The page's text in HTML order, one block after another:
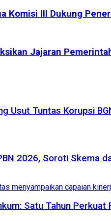
Komisi III Dukung
Jajaran
Usut Tuntas Korupsi
2026, Soroti Skema
Satu Tahun